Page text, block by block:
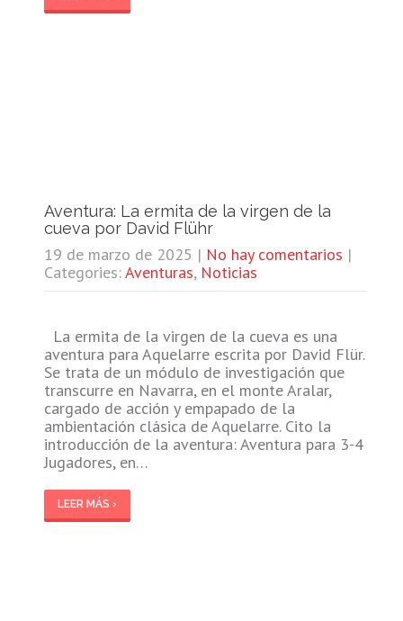
Aventura: La ermita de la virgen de la
cueva por David Flühr
19 de marzo de 2025 | No hay comentarios |
Categories:Aventuras, Noticias
La ermita de la virgen de la cueva es una
aventura para Aquelarre escrita por David Flür.
Se trata de un módulo de investigación que
transcurre en Navarra, en el monte Aralar,
cargado de acción y empapado de la
ambientación clásica de Aquelarre. Cito la
introducción de la aventura: Aventura para 3-4
Jugadores, en…
LEER MÁS ›